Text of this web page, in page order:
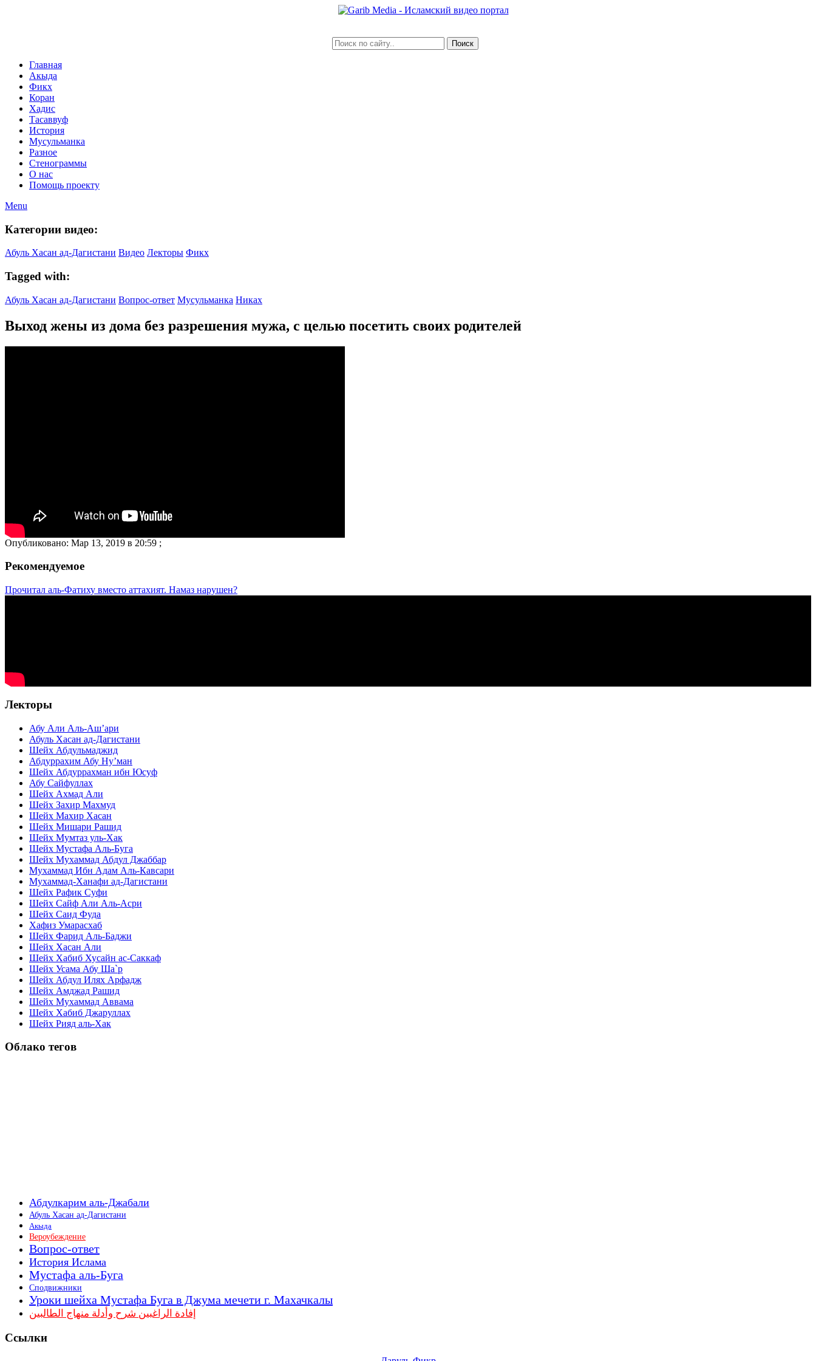
Главная
Акыда
Фикх
Коран
Хадис
Тасаввуф
История
Мусульманка
Разное
Стенограммы
О нас
Помощь проекту
Menu
Категории видео:
Абуль Хасан ад-Дагистани Видео Лекторы Фикх
Tagged with:
Абуль Хасан ад-Дагистани Вопрос-ответ Мусульманка Никах
Выход жены из дома без разрешения мужа, с целью посетить своих родителей
Опубликовано: Мар 13, 2019 в 20:59 ;
Рекомендуемое
Прочитал аль-Фатиху вместо аттахият. Намаз нарушен?
Лекторы
Абу Али Аль-Аш’ари
Абуль Хасан ад-Дагистани
Шейх Абдульмаджид
Абдуррахим Абу Ну’ман
Шейх Абдуррахман ибн Юсуф
Абу Сайфуллах
Шейх Ахмад Али
Шейх Захир Махмуд
Шейх Махир Хасан
Шейх Мишари Рашид
Шейх Мумтаз уль-Хак
Шейх Мустафа Аль-Буга
Шейх Мухаммад Абдул Джаббар
Мухаммад Ибн Адам Аль-Кавсари
Мухаммад-Ханафи ад-Дагистани
Шейх Рафик Суфи
Шейх Сайф Али Аль-Асри
Шейх Саид Фуда
Хафиз Умарасхаб
Шейх Фарид Аль-Баджи
Шейх Хасан Али
Шейх Хабиб Хусайн ас-Саккаф
Шейх Усама Абу Ша`р
Шейх Абдул Илях Арфадж
Шейх Амджад Рашид
Шейх Мухаммад Аввама
Шейх Хабиб Джаруллах
Шейх Рияд аль-Хак
Облако тегов
Абдулкарим аль-Джабали
Абуль Хасан ад-Дагистани
Акыда
Вероубеждение
Вопрос-ответ
История Ислама
Мустафа аль-Буга
Сподвижники
Уроки шейха Мустафа Буга в Джума мечети г. Махачкалы
إفادة الراغبين شرح وأدلة منهاج الطالبين
Ссылки